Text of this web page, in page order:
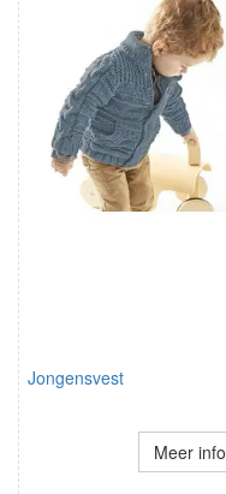
Jongensvest
Meer info